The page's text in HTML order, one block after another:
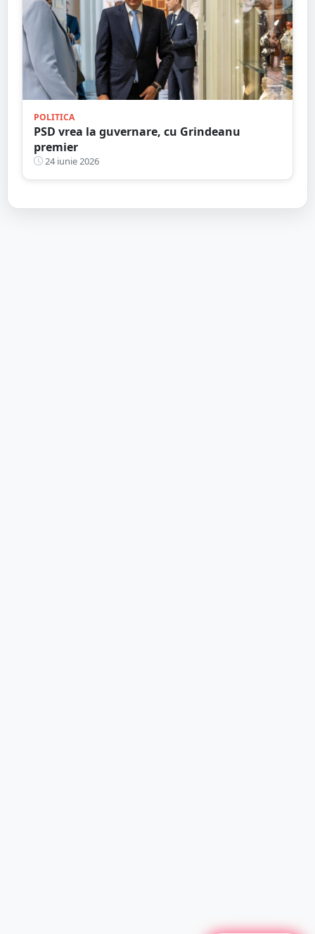
POLITICA
PSD vrea la guvernare, cu Grindeanu
premier
24 iunie 2026